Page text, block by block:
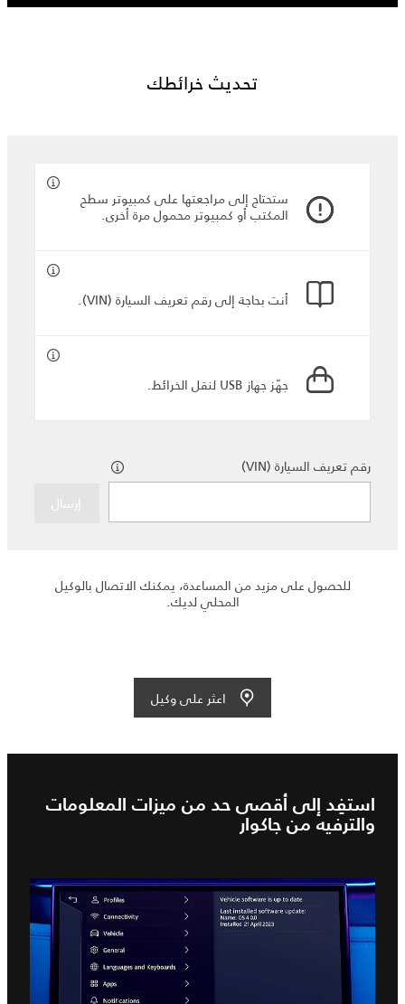
تحديث خرائطك
ستحتاج إلى مراجعتها على كمبيوتر سطح
المكتب أو كمبيوتر محمول مرة أخرى.
أنت بحاجة إلى رقم تعريف السيارة (VIN).
جهّز جهاز USB لنقل الخرائط.
رقم تعريف السيارة (VIN)
إرسال
للحصول على مزيد من المساعدة، يمكنك الاتصال بالوكيل
المحلي لديك.
اعثر على وكيل
استفِد إلى أقصى حد من ميزات المعلومات
والترفيه من جاكوار